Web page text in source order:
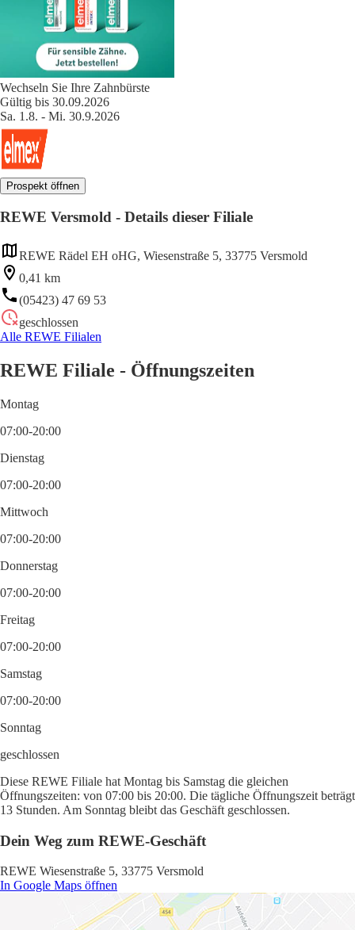
Wechseln Sie Ihre Zahnbürste
Gültig bis 30.09.2026
Sa. 1.8. - Mi. 30.9.2026
Prospekt öffnen
REWE Versmold - Details dieser Filiale
REWE Rädel EH oHG, Wiesenstraße 5, 33775 Versmold
0,41 km
(05423) 47 69 53
geschlossen
Alle REWE Filialen
REWE Filiale - Öffnungszeiten
Montag
07:00-20:00
Dienstag
07:00-20:00
Mittwoch
07:00-20:00
Donnerstag
07:00-20:00
Freitag
07:00-20:00
Samstag
07:00-20:00
Sonntag
geschlossen
Diese REWE Filiale hat Montag bis Samstag die gleichen
Öffnungszeiten: von 07:00 bis 20:00. Die tägliche Öffnungszeit beträgt
13 Stunden. Am Sonntag bleibt das Geschäft geschlossen.
Dein Weg zum REWE-Geschäft
REWE Wiesenstraße 5, 33775 Versmold
In Google Maps öffnen